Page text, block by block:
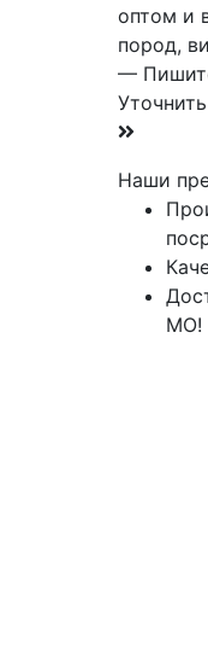
оптом и
пород,
—
Наши
МО!